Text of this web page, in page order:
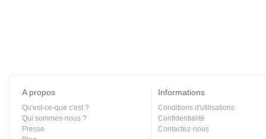
A propos
Qu'est-ce-que c'est ?
Qui sommes-nous ?
Presse
Informations
Conditions d'utilisations
Confidentialité
Contactez-nous